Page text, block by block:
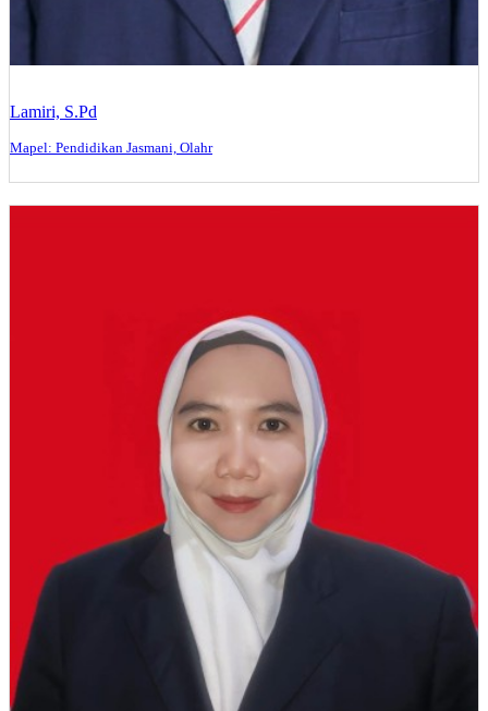
Lamiri, S.Pd
Mapel: Pendidikan Jasmani, Olahr